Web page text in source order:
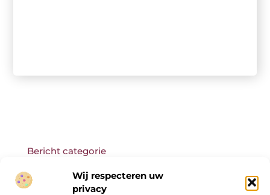
Wij respecteren uw
privacy
Bericht categorie